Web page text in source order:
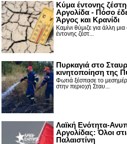
Κύμα έντονης
Αργολίδα - Πόσο
Άργος και Κρανίδι
Καμίνι θύμιζε για άλλη
έντονης ζέστ...
Πυρκαγιά στο
κινητοποίηση της
Φωτιά ξέσπασε το
στην περιοχή Σταυ...
Λαϊκή Ενότητα-
Αργολίδας: Όλοι
Παλαιστίνη